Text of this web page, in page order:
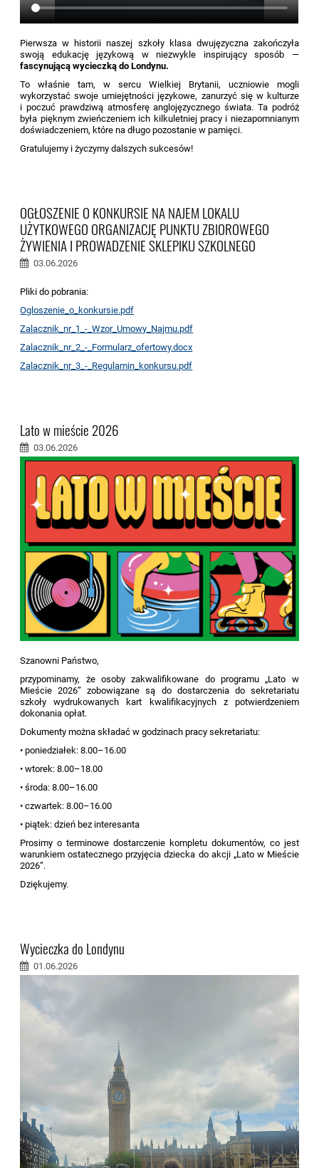
Pierwsza w historii naszej szkoły klasa dwujęzyczna zakończyła
swoją edukację językową w niezwykle inspirujący sposób —
fascynującą wycieczką do Londynu.
To właśnie tam, w sercu Wielkiej Brytanii, uczniowie mogli
wykorzystać swoje umiejętności językowe, zanurzyć się w kulturze
i poczuć prawdziwą atmosferę anglojęzycznego świata. Ta podróż
była pięknym zwieńczeniem ich kilkuletniej pracy i niezapomnianym
doświadczeniem, które na długo pozostanie w pamięci.
Gratulujemy i życzymy dalszych sukcesów!
OGŁOSZENIE O KONKURSIE NA NAJEM LOKALU
UŻYTKOWEGO ORGANIZACJĘ PUNKTU ZBIOROWEGO
ŻYWIENIA I PROWADZENIE SKLEPIKU SZKOLNEGO
03.06.2026
Pliki do pobrania:
Ogloszenie_o_konkursie.pdf
Zalacznik_nr_1_-_Wzor_Umowy_Najmu.pdf
Zalacznik_nr_2_-_Formularz_ofertowy.docx
Zalacznik_nr_3_-_Regulamin_konkursu.pdf
Lato w mieście 2026
03.06.2026
Szanowni Państwo,
przypominamy, że osoby zakwalifikowane do programu „Lato w
Mieście 2026” zobowiązane są do dostarczenia do sekretariatu
szkoły wydrukowanych kart kwalifikacyjnych z potwierdzeniem
dokonania opłat.
Dokumenty można składać w godzinach pracy sekretariatu:
• poniedziałek: 8.00–16.00
• wtorek: 8.00–18.00
• środa: 8.00–16.00
• czwartek: 8.00–16.00
• piątek: dzień bez interesanta
Prosimy o terminowe dostarczenie kompletu dokumentów, co jest
warunkiem ostatecznego przyjęcia dziecka do akcji „Lato w Mieście
2026”.
Dziękujemy.
Wycieczka do Londynu
01.06.2026